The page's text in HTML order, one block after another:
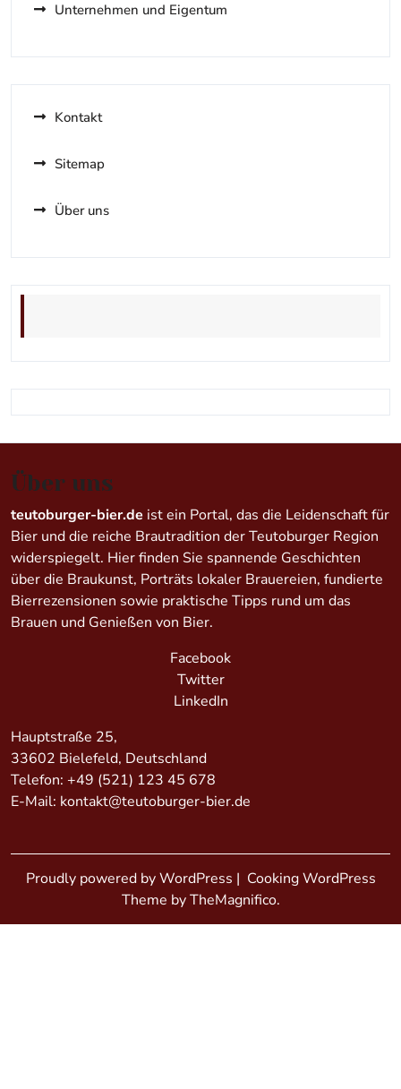
Unternehmen und Eigentum
Kontakt
Sitemap
Über uns
Über uns
teutoburger-bier.de ist ein Portal, das die Leidenschaft für
Bier und die reiche Brautradition der Teutoburger Region
widerspiegelt. Hier finden Sie spannende Geschichten
über die Braukunst, Porträts lokaler Brauereien, fundierte
Bierrezensionen sowie praktische Tipps rund um das
Brauen und Genießen von Bier.
Facebook
Twitter
LinkedIn
Hauptstraße 25,
33602 Bielefeld, Deutschland
Telefon: +49 (521) 123 45 678
E-Mail: kontakt@teutoburger-bier.de
Proudly powered by WordPress | Cooking WordPress
Theme by TheMagnifico.